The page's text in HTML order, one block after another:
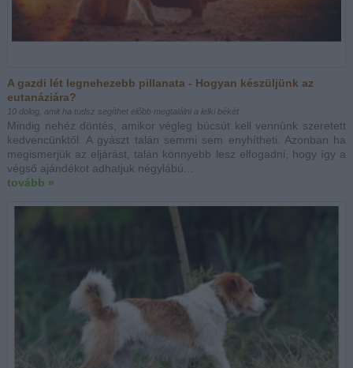
A gazdi lét legnehezebb pillanata - Hogyan készüljünk az
eutanáziára?
10 dolog, amit ha tudsz segíthet előbb megtalálni a lelki békét
Mindig nehéz döntés, amikor végleg búcsút kell vennünk szeretett
kedvencünktől. A gyászt talán semmi sem enyhítheti. Azonban ha
megismerjük az eljárást, talán könnyebb lesz elfogadni, hogy így a
végső ajándékot adhatjuk négylábú...
tovább »